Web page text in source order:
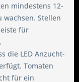
mindestens 12-
wachsen. Stellen
für
die LED Anzucht-
Tomaten
für ein